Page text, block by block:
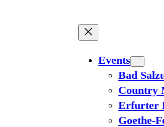
Events
Bad
Country
Erfurter
Goethe-